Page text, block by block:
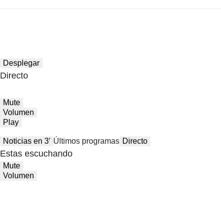
Desplegar
Directo
Mute
Volumen
Play
Noticias en 3′ Últimos programas Directo
Estas escuchando
Mute
Volumen